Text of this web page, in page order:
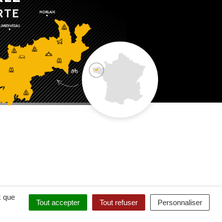
que
Tout accepter Tout refuser Personnaliser